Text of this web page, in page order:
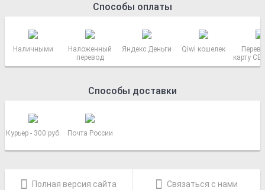
Способы оплаты
Наличными
Наложенный
перевод
Яндекс.Деньги Qiwi кошелек
карту
Способы доставки
Курьер - 300 руб. Почта России
Полная версия сайта Связаться с нами